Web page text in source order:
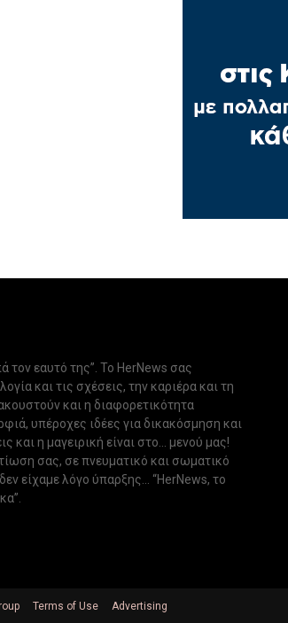
τον εαυτό της”. Το HerNews σας
και τις σχέσεις, την καριέρα και τη
και η διαφορετικότητα
υπέροχες ιδέες για δικακόσμηση και
και η μαγειρική είναι στο... μενού μας!
σας, σε πνευματικό και σωματικό
είχαμε λόγο ύπαρξης... “HerNews, το
Terms of Use Advertising